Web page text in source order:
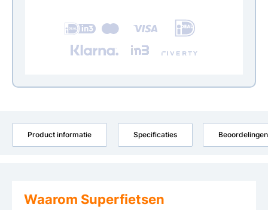
Product informatie Specificaties Beoordelingen
Waarom Superfietsen